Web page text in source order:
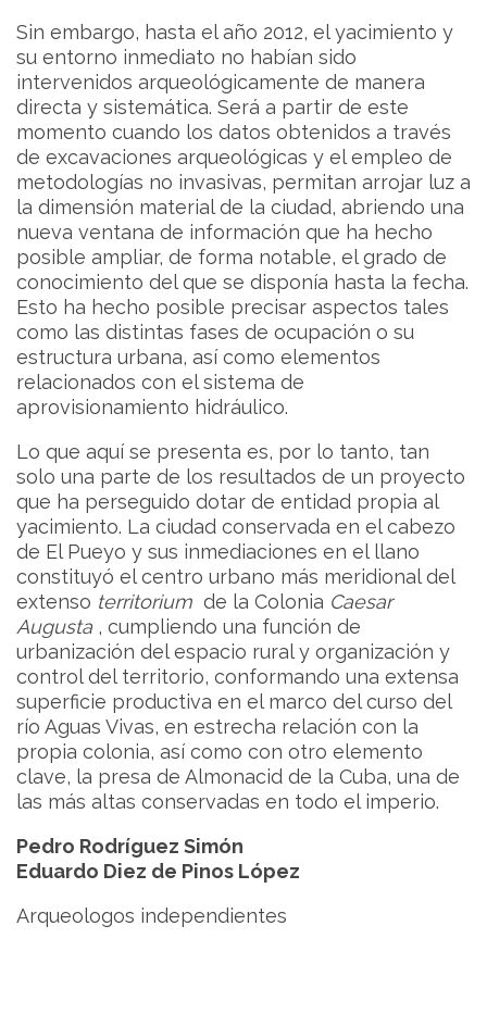
Sin embargo, hasta el año 2012, el yacimiento y
su entorno inmediato no habían sido
intervenidos arqueológicamente de manera
directa y sistemática. Será a partir de este
momento cuando los datos obtenidos a través
de excavaciones arqueológicas y el empleo de
metodologías no invasivas, permitan arrojar luz a
la dimensión material de la ciudad, abriendo una
nueva ventana de información que ha hecho
posible ampliar, de forma notable, el grado de
conocimiento del que se disponía hasta la fecha.
Esto ha hecho posible precisar aspectos tales
como las distintas fases de ocupación o su
estructura urbana, así como elementos
relacionados con el sistema de
aprovisionamiento hidráulico.
Lo que aquí se presenta es, por lo tanto, tan
solo una parte de los resultados de un proyecto
que ha perseguido dotar de entidad propia al
yacimiento. La ciudad conservada en el cabezo
de El Pueyo y sus inmediaciones en el llano
constituyó el centro urbano más meridional del
extenso territorium de la Colonia Caesar
Augusta , cumpliendo una función de
urbanización del espacio rural y organización y
control del territorio, conformando una extensa
superficie productiva en el marco del curso del
río Aguas Vivas, en estrecha relación con la
propia colonia, así como con otro elemento
clave, la presa de Almonacid de la Cuba, una de
las más altas conservadas en todo el imperio.
Pedro Rodríguez Simón
Eduardo Diez de Pinos López
Arqueologos independientes